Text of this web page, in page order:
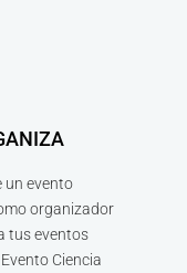
un evento
organizador
tus eventos
Ciencia